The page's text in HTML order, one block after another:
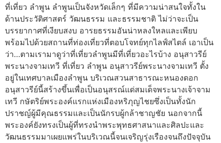
ที่เที่ยว ลําพูน ลำพูนเป็นจังหวัดเล็กๆ ที่มีความน่าสนใจทั้งใน
ด้านประวัติศาสตร์ วัฒนธรรม และธรรมชาติ ไม่ว่าจะเป็น
บรรยากาศที่เงียบสงบ อารยธรรมอันน่าหลงใหลและเพียบ
พร้อมไปด้วยสถานที่ท่องเที่ยวที่ตอบโจทย์ทุกไลฟ์สไตล์ เอาเป็น
ว่า…ตามเรามาดูว่าที่เที่ยวลำพูนมีที่เที่ยวอะไรบ้าง อนุสาวรีย์
พระนางจามเทวี ที่เที่ยว ลําพูน อนุสาวรีย์พระนางจามเทวี ตั้ง
อยู่ในเทศบาลเมืองลำพูน บริเวณสวนสาธารณะหนองดอก
อนุสาวรีย์นี้สร้างขึ้นเพื่อเป็นอนุสรณ์แด่สมเด็จพระนางเจ้าจาม
เทวี กษัตริย์พระองค์แรกแห่งเมืองหริภุญไชยซึ่งเป็นทั้งนัก
ปราชญ์ผู้มีคุณธรรมและเป็นนักรบผู้กล้าชาญชัย นอกจากนี้
พระองค์ยังทรงเป็นผู้ที่ทรงนำพระพุทธศาสนาและศิลปะและ
วัฒนธรรมมาเผยแพร่ในบริเวณนี้จนเจริญรุ่งเรืองจนถึงปัจจุบัน